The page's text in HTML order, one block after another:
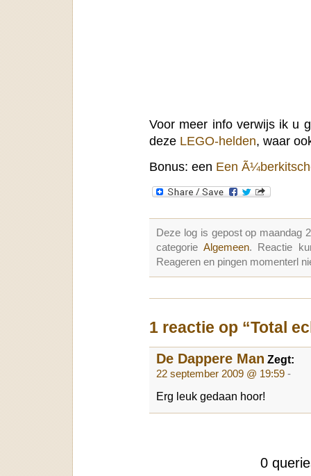
Voor meer info verwijs ik u
deze LEGO-helden, waar
Bonus: een Een
Deze log is gepost op maandag
categorie Algemeen. Reactie
Reageren en pingen momenterl
1 reactie op “Total
De Dappere Man Zegt:
22 september 2009 @ 19:59 -
Erg leuk gedaan hoor!
0